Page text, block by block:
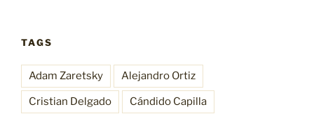
TAGS
Adam Zaretsky Alejandro Ortiz
Cristian Delgado Cándido Capilla